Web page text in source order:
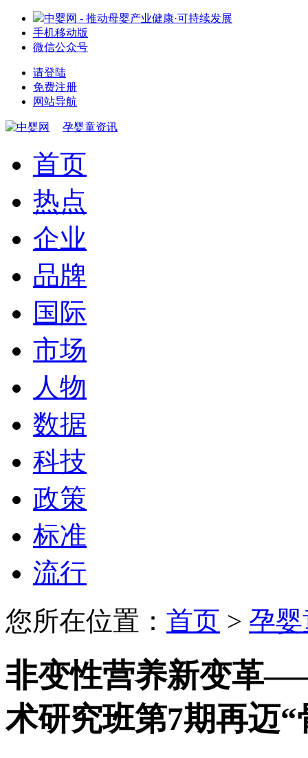
中婴网 - 推动母婴产业健康·可持续发展
手机移动版
微信公众号
请登陆
免费注册
网站导航
孕婴童资讯
首页
热点
企业
品牌
国际
市场
人物
数据
科技
政策
标准
流行
您所在位置： 首页 > 孕
非变性营养新变革
术研究班第7期再迈